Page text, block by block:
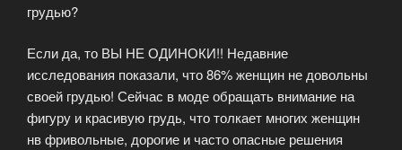
грудью?
Если да, то ВЫ НЕ ОДИНОКИ!! Недавние
исследования показали, что 86% женщин не довольны
своей грудью! Сейчас в моде обращать внимание на
фигуру и красивую грудь, что толкает многих женщин
нв фривольные, дорогие и часто опасные решения